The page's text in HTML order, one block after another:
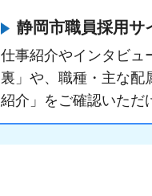
静岡市職員採用サ
仕事紹介やインタビュ
裏」や、職種・主な配
紹介」をご確認いただ